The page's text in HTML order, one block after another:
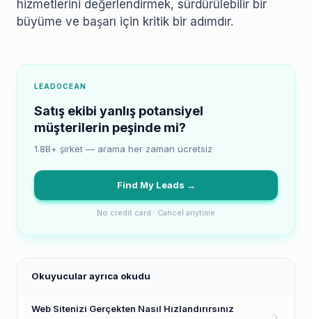
hizmetlerini değerlendirmek, sürdürülebilir bir
büyüme ve başarı için kritik bir adımdır.
LEADOCEAN
Satış ekibi yanlış potansiyel
müşterilerin peşinde mi?
1.8B+ şirket — arama her zaman ücretsiz
Find My Leads →
No credit card · Cancel anytime
Okuyucular ayrıca okudu
Web Sitenizi Gerçekten Nasıl Hızlandırırsınız